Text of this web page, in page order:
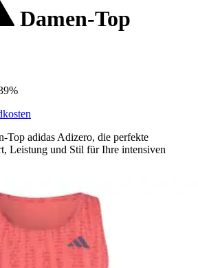
Damen-Top
Top adidas Adizero, die perfekte
Leistung und Stil für Ihre intensiven